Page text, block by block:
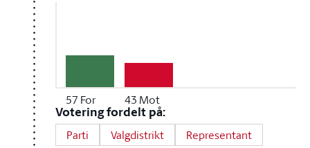
57 For 43 Mot
Votering fordelt på:
Parti Valgdistrikt Representant